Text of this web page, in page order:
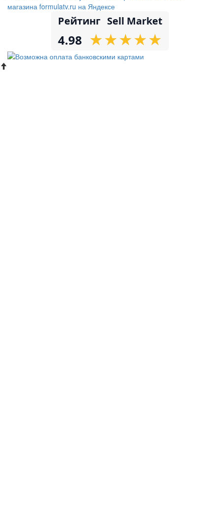
Рейтинг Sell Market
4.98 ★
★★
★★
★★
★★
★